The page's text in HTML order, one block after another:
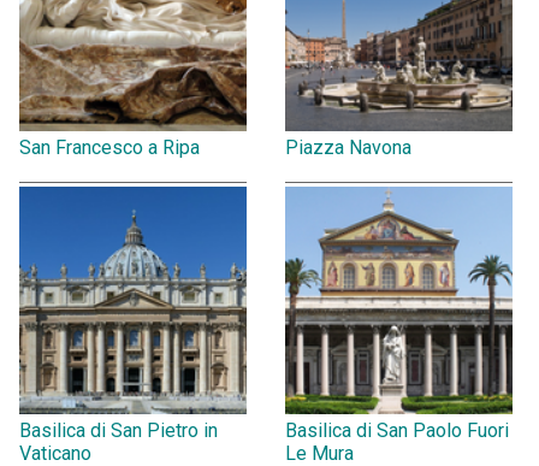
San Francesco a Ripa Piazza Navona
Basilica di San Pietro in
Vaticano
Basilica di San Paolo Fuori
Le Mura